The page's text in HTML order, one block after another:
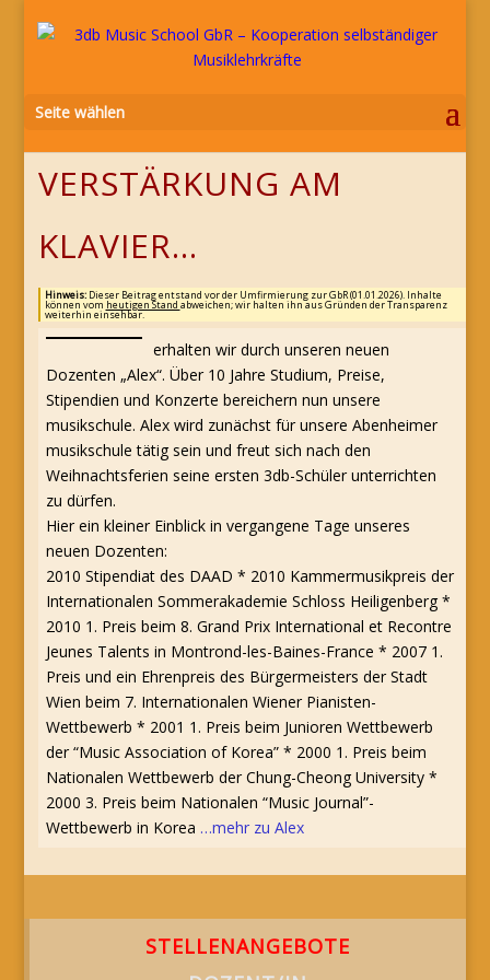
Seite wählen
VERSTÄRKUNG AM
KLAVIER…
Hinweis:Dieser Beitrag entstand vor der Umfirmierung zur GbR (01.01.2026). Inhalte
können vom heutigen Stand abweichen; wir halten ihn aus Gründen der Transparenz
weiterhin einsehbar.
erhalten wir durch unseren neuen
Dozenten „Alex“. Über 10 Jahre Studium, Preise,
Stipendien und Konzerte bereichern nun unsere
musikschule. Alex wird zunächst für unsere Abenheimer
musikschule tätig sein und freut sich nach den
Weihnachtsferien seine ersten 3db-Schüler unterrichten
zu dürfen.
Hier ein kleiner Einblick in vergangene Tage unseres
neuen Dozenten:
2010 Stipendiat des DAAD * 2010 Kammermusikpreis der
Internationalen Sommerakademie Schloss Heiligenberg *
2010 1. Preis beim 8. Grand Prix International et Recontre
Jeunes Talents in Montrond-les-Baines-France * 2007 1.
Preis und ein Ehrenpreis des Bürgermeisters der Stadt
Wien beim 7. Internationalen Wiener Pianisten-
Wettbewerb * 2001 1. Preis beim Junioren Wettbewerb
der “Music Association of Korea” * 2000 1. Preis beim
Nationalen Wettbewerb der Chung-Cheong University *
2000 3. Preis beim Nationalen “Music Journal”-
Wettbewerb in Korea …mehr zu Alex
STELLENANGEBOTE